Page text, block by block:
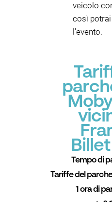
veicolo
così
l'evento.
Billet
Tempo di
Tariffe del
1 ora di